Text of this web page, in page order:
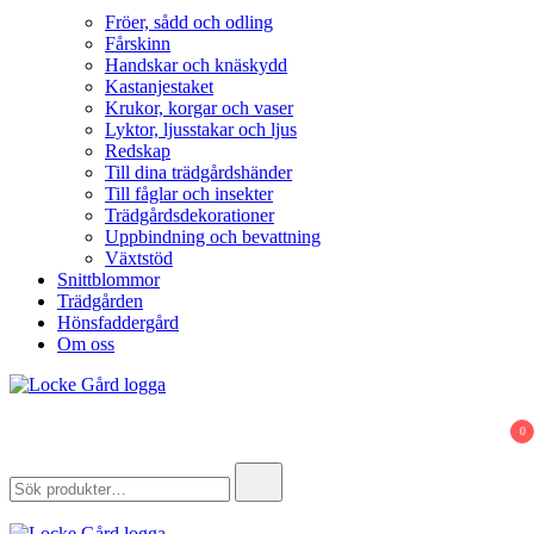
Fröer, sådd och odling
Fårskinn
Handskar och knäskydd
Kastanjestaket
Krukor, korgar och vaser
Lyktor, ljusstakar och ljus
Redskap
Till dina trädgårdshänder
Till fåglar och insekter
Trädgårdsdekorationer
Uppbindning och bevattning
Växtstöd
Snittblommor
Trädgården
Hönsfaddergård
Om oss
0
for: